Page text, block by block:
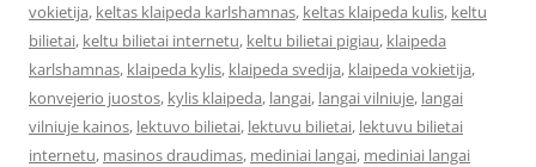
vokietija, keltas klaipeda karlshamnas, keltas klaipeda kulis, keltu
bilietai, keltu bilietai internetu, keltu bilietai pigiau, klaipeda
karlshamnas, klaipeda kylis, klaipeda svedija, klaipeda vokietija,
konvejerio juostos, kylis klaipeda, langai, langai vilniuje, langai
vilniuje kainos, lektuvo bilietai, lektuvu bilietai, lektuvu bilietai
internetu, masinos draudimas, mediniai langai, mediniai langai